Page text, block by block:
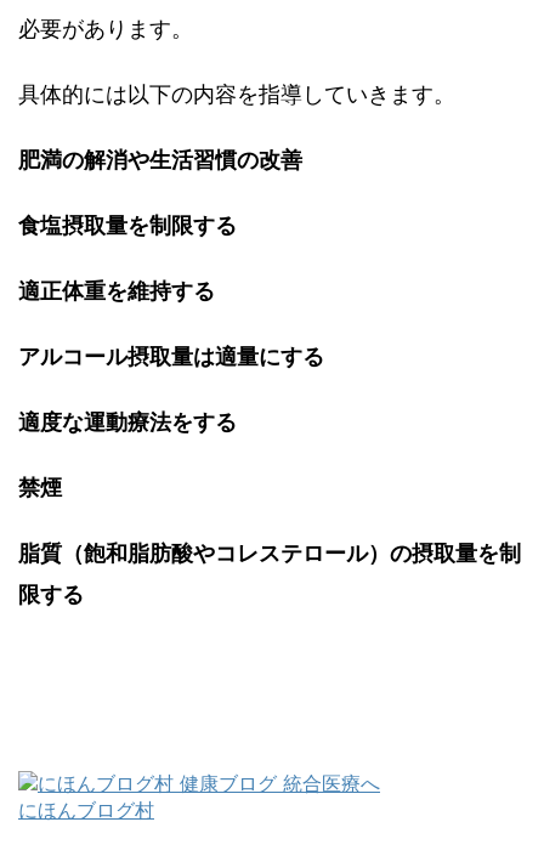
必要があります。
具体的には以下の内容を指導していきます。
肥満の解消や生活習慣の改善
食塩摂取量を制限する
適正体重を維持する
アルコール摂取量は適量にする
適度な運動療法をする
禁煙
脂質（飽和脂肪酸やコレステロール）の摂取量を制
限する
にほんブログ村